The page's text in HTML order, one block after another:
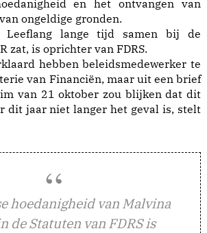
en het ontvangen van
ongeldige gronden.
Leeflang lange tijd samen bij de
zat, is oprichter van FDRS.
hebben beleidsmedewerker te
van Financiën, maar uit een brief
van 21 oktober zou blijken dat dit
dit jaar niet langer het geval is, stelt
hoedanigheid van Malvina
de Statuten van FDRS is